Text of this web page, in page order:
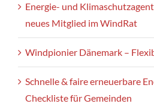
Energie- und
neues Mitglied im WindRat
Windpionier Dänemark –
Schnelle & faire erneuerbare
Checkliste für Gemeinden